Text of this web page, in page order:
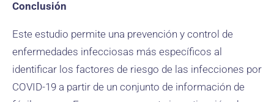
Conclusión
Este estudio permite una prevención y control de
enfermedades infecciosas más específicos al
identificar los factores de riesgo de las infecciones por
COVID-19 a partir de un conjunto de información de